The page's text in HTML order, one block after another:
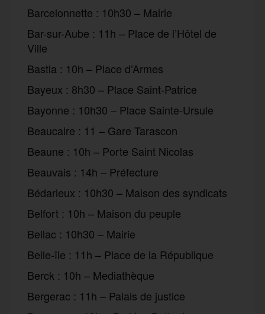
Barcelonnette : 10h30 – Mairie
Bar-sur-Aube : 11h – Place de l’Hôtel de
Ville
Bastia : 10h – Place d’Armes
Bayeux : 8h30 – Place Saint-Patrice
Bayonne : 10h30 – Place Sainte-Ursule
Beaucaire : 11 – Gare Tarascon
Beaune : 10h – Porte Saint Nicolas
Beauvais : 14h – Préfecture
Bédarieux : 10h30 – Maison des syndicats
Belfort : 10h – Maison du peuple
Bellac : 10h30 – Mairie
Belle-île : 11h – Place de la République
Berck : 10h – Mediathèque
Bergerac : 11h – Palais de justice